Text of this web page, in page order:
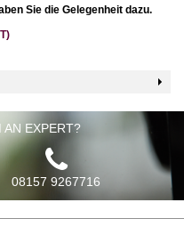
Sie die Gelegenheit dazu.
AN EXPERT?
08157 9267716